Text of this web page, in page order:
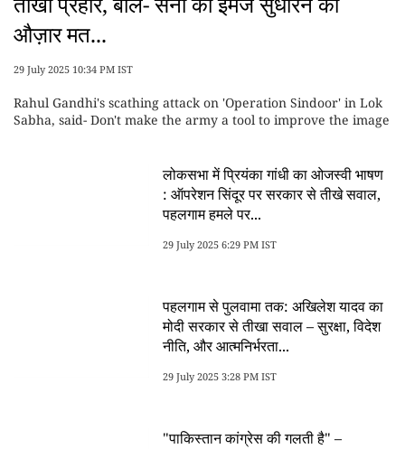
औज़ार मत...
29 July 2025 10:34 PM IST
Rahul Gandhi's scathing attack on 'Operation Sindoor' in Lok
Sabha, said- Don't make the army a tool to improve the image
लोकसभा में प्रियंका गांधी का ओजस्वी भाषण
: ऑपरेशन सिंदूर पर सरकार से तीखे सवाल,
पहलगाम हमले पर...
29 July 2025 6:29 PM IST
पहलगाम से पुलवामा तक: अखिलेश यादव का
मोदी सरकार से तीखा सवाल – सुरक्षा, विदेश
नीति, और आत्मनिर्भरता...
29 July 2025 3:28 PM IST
"पाकिस्तान कांग्रेस की गलती है" –